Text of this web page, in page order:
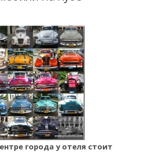
города у отеля стоит